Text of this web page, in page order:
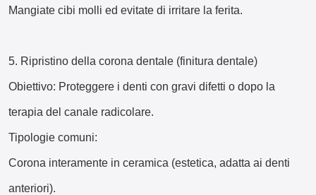
Mangiate cibi molli ed evitate di irritare la ferita.
5. Ripristino della corona dentale (finitura dentale)
Obiettivo: Proteggere i denti con gravi difetti o dopo la
terapia del canale radicolare.
Tipologie comuni:
Corona interamente in ceramica (estetica, adatta ai denti
anteriori).